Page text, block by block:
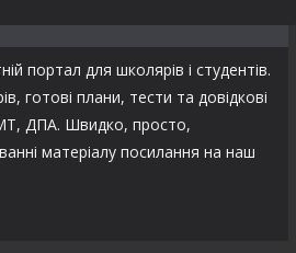
портал для школярів і студентів.
готові плани, тести та довідкові
ДПА. Швидко, просто,
матеріалу посилання на наш